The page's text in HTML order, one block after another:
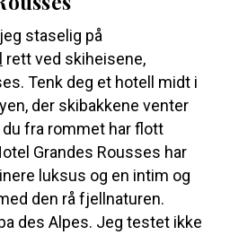
staselig på
rett ved skiheisene,
. Tenk deg et hotell midt i
der skibakkene venter
fra rommet har flott
Grandes Rousses har
luksus og en intim og
den rå fjellnaturen.
des Alpes. Jeg testet ikke